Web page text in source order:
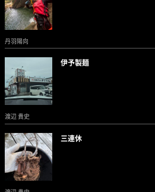
丹羽陽向
伊予製麺
渡辺 貴史
三連休